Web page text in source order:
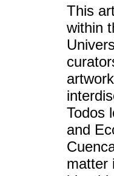
This
within
Todos
and
matter